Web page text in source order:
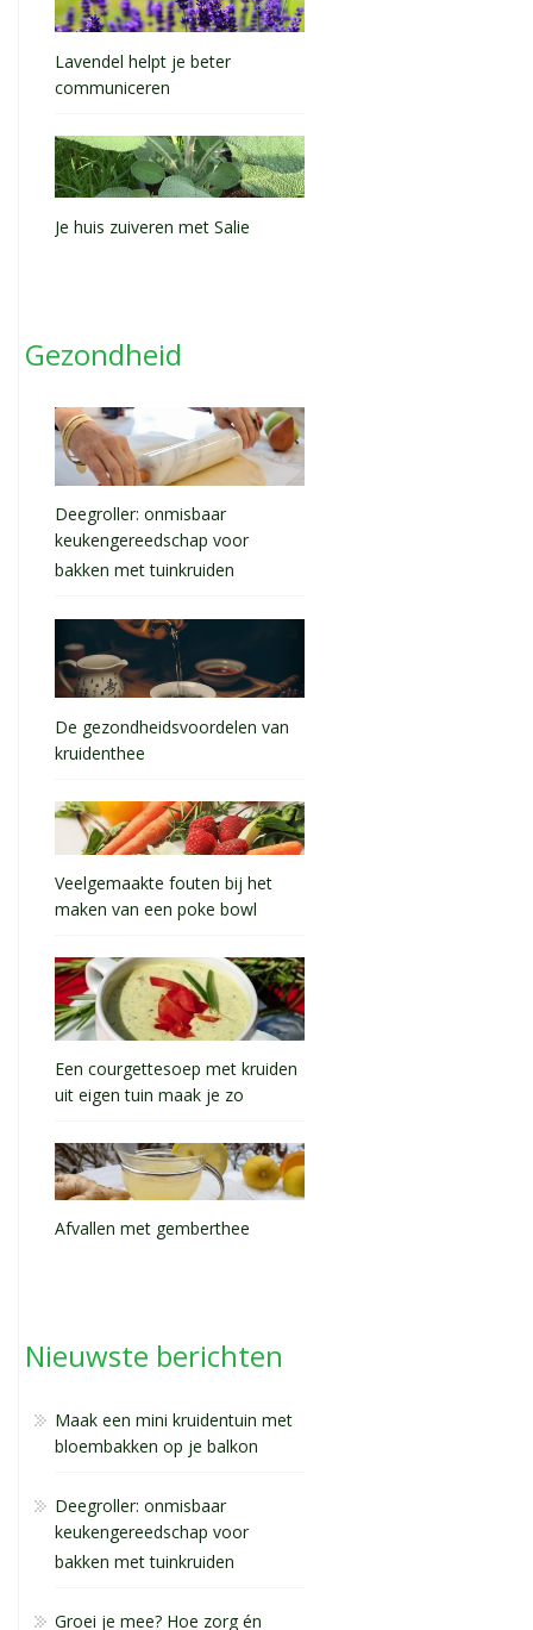
Lavendel helpt je beter
communiceren
Je huis zuiveren met Salie
Gezondheid
Deegroller: onmisbaar
keukengereedschap voor
bakken met tuinkruiden
De gezondheidsvoordelen van
kruidenthee
Veelgemaakte fouten bij het
maken van een poke bowl
Een courgettesoep met kruiden
uit eigen tuin maak je zo
Afvallen met gemberthee
Nieuwste berichten
Maak een mini kruidentuin met
bloembakken op je balkon
Deegroller: onmisbaar
keukengereedschap voor
bakken met tuinkruiden
Groei je mee? Hoe zorg én